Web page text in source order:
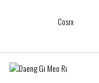
Cosrx